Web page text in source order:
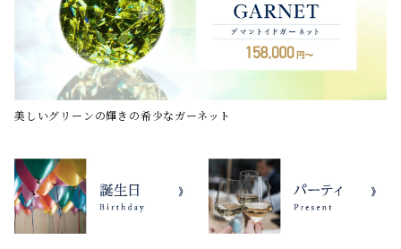
美しいグリーンの輝きの希少なガーネット